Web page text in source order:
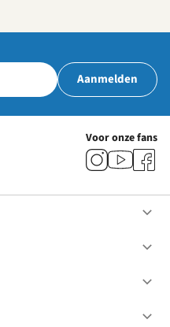
Aanmelden
Voor onze fans